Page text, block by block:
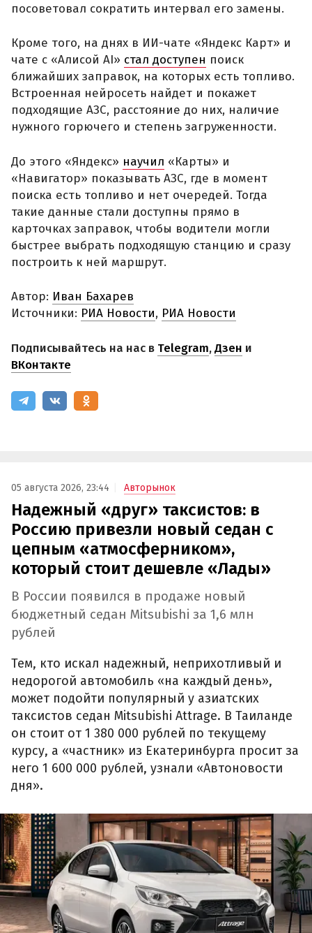
посоветовал сократить интервал его замены.
Кроме того, на днях в ИИ-чате «Яндекс Карт» и
чате с «Алисой AI» стал доступен поиск
ближайших заправок, на которых есть топливо.
Встроенная нейросеть найдет и покажет
подходящие АЗС, расстояние до них, наличие
нужного горючего и степень загруженности.
До этого «Яндекс» научил «Карты» и
«Навигатор» показывать АЗС, где в момент
поиска есть топливо и нет очередей. Тогда
такие данные стали доступны прямо в
карточках заправок, чтобы водители могли
быстрее выбрать подходящую станцию и сразу
построить к ней маршрут.
Автор: Иван Бахарев
Источники: РИА Новости, РИА Новости
Подписывайтесь на нас в Telegram,Дзен и
ВКонтакте
05 августа 2026, 23:44 Авторынок
Надежный «друг» таксистов: в
Россию привезли новый седан с
цепным «атмосферником»,
который стоит дешевле «Лады»
В России появился в продаже новый
бюджетный седан Mitsubishi за 1,6 млн
рублей
Тем, кто искал надежный, неприхотливый и
недорогой автомобиль «на каждый день»,
может подойти популярный у азиатских
таксистов седан Mitsubishi Attrage. В Таиланде
он стоит от 1 380 000 рублей по текущему
курсу, а «частник» из Екатеринбурга просит за
него 1 600 000 рублей, узнали «Автоновости
дня».